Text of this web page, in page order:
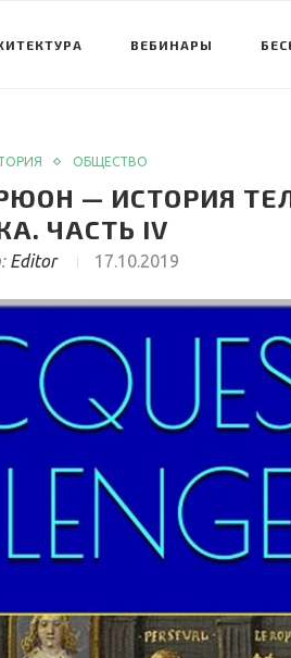
ВЕБИНАРЫ
ОБЩЕСТВО
— ИСТОРИЯ
ЧАСТЬ IV
Editor 17.10.2019